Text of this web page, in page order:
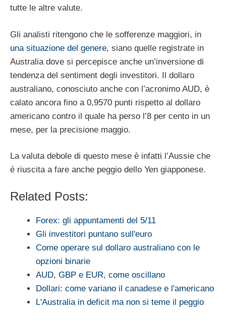
tutte le altre valute.
Gli analisti ritengono che le sofferenze maggiori, in
una situazione del genere, siano quelle registrate in
Australia dove si percepisce anche un’inversione di
tendenza del sentiment degli investitori. Il dollaro
australiano, conosciuto anche con l’acronimo AUD, è
calato ancora fino a 0,9570 punti rispetto al dollaro
americano contro il quale ha perso l’8 per cento in un
mese, per la precisione maggio.
La valuta debole di questo mese è infatti l’Aussie che
è riuscita a fare anche peggio dello Yen giapponese.
Related Posts:
Forex: gli appuntamenti del 5/11
Gli investitori puntano sull'euro
Come operare sul dollaro australiano con le
opzioni binarie
AUD, GBP e EUR, come oscillano
Dollari: come variano il canadese e l'americano
L'Australia in deficit ma non si teme il peggio